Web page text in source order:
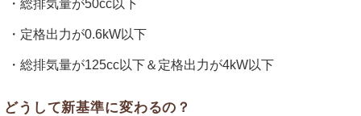
総排気量が50cc以下
定格出力が0.6kW以下
総排気量が125cc以下＆定格出力が4kW以下
どうして新基準に変わるの？